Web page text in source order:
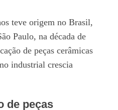
teve origem no Brasil,
Paulo, na década de
de peças cerâmicas
industrial crescia
de peças